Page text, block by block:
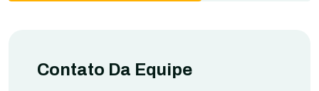
Contato Da Equipe